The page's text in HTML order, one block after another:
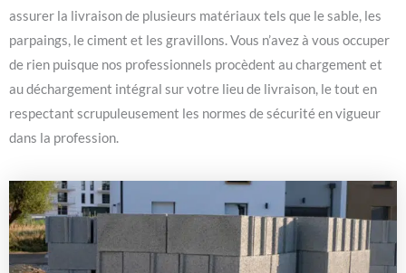
assurer la livraison de plusieurs matériaux tels que le sable, les
parpaings, le ciment et les gravillons. Vous n’avez à vous occuper
de rien puisque nos professionnels procèdent au chargement et
au déchargement intégral sur votre lieu de livraison, le tout en
respectant scrupuleusement les normes de sécurité en vigueur
dans la profession.